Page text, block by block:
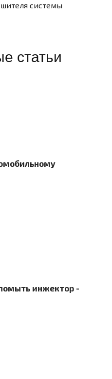
системы
статьи
инжектор -